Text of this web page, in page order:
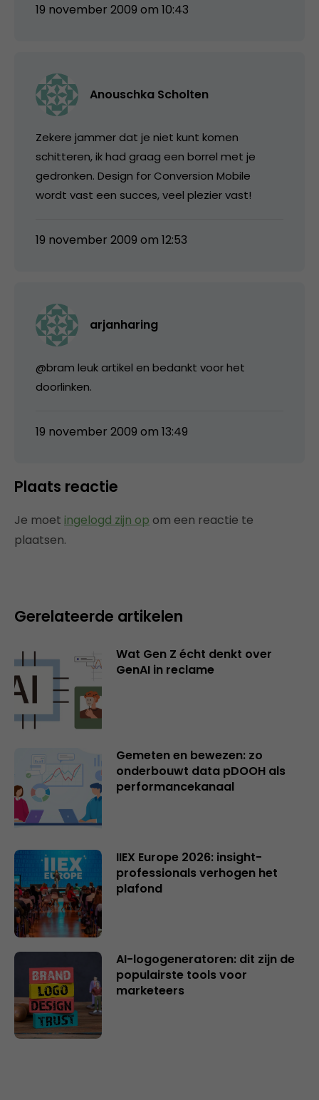
19 november 2009 om 10:43
Anouschka Scholten
Zekere jammer dat je niet kunt komen
schitteren, ik had graag een borrel met je
gedronken. Design for Conversion Mobile
wordt vast een succes, veel plezier vast!
19 november 2009 om 12:53
arjanharing
@bram leuk artikel en bedankt voor het
doorlinken.
19 november 2009 om 13:49
Plaats reactie
Je moet ingelogd zijn op om een reactie te
plaatsen.
Gerelateerde artikelen
Wat Gen Z écht denkt over
GenAI in reclame
Gemeten en bewezen: zo
onderbouwt data pDOOH als
performancekanaal
IIEX Europe 2026: insight-
professionals verhogen het
plafond
AI-logogeneratoren: dit zijn de
populairste tools voor
marketeers